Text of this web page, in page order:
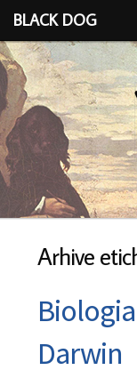
BLACK DOG
IDEEA
CU LIMBA SCOASĂ
Arhive
Darwin